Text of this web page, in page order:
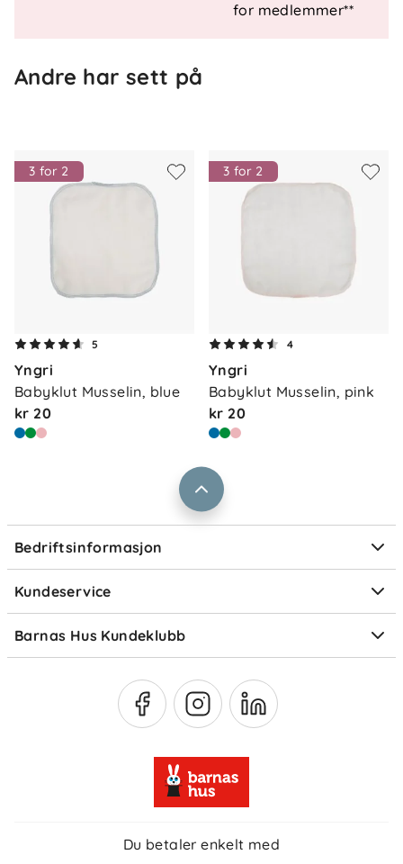
for medlemmer**
Andre har sett på
3 for 2
5
Yngri
Babyklut Musselin, blue
kr 20
3 for 2
4
Yngri
Babyklut Musselin, pink
kr 20
Bedriftsinformasjon
Våre butikker
Vårt samfunnsansvar
Jobbe i Barnas Hus
Størrelsesguider
Kundeservice
Frakt og levering
Retur og reklamasjon
Salgsbetingelser
Ofte stilte spørsmål
Om Klarna
Barnas Hus Kundeklubb
Medlemsvilkår
Du betaler enkelt med